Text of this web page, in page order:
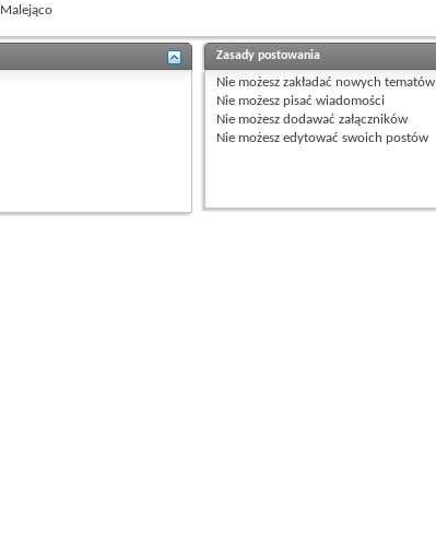
Malejąco
Zasady postowania
Nie możeszzakładać nowych tematów
Nie możeszpisać wiadomości
Nie możeszdodawać załączników
Nie możeszedytować swoich postów